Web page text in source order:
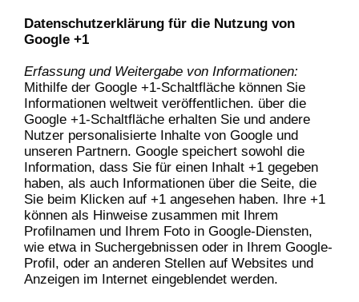
Datenschutzerklärung für die Nutzung von
Google +1
Erfassung und Weitergabe von Informationen:
Mithilfe der Google +1-Schaltfläche können Sie
Informationen weltweit veröffentlichen. über die
Google +1-Schaltfläche erhalten Sie und andere
Nutzer personalisierte Inhalte von Google und
unseren Partnern. Google speichert sowohl die
Information, dass Sie für einen Inhalt +1 gegeben
haben, als auch Informationen über die Seite, die
Sie beim Klicken auf +1 angesehen haben. Ihre +1
können als Hinweise zusammen mit Ihrem
Profilnamen und Ihrem Foto in Google-Diensten,
wie etwa in Suchergebnissen oder in Ihrem Google-
Profil, oder an anderen Stellen auf Websites und
Anzeigen im Internet eingeblendet werden.